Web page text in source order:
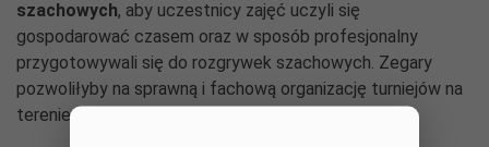
szachowych, aby uczestnicy zajęć uczyli się
gospodarować czasem oraz w sposób profesjonalny
przygotowywali się do rozgrywek szachowych. Zegary
pozwoliłyby na sprawną i fachową organizację turniejów na
terenie szkoły.